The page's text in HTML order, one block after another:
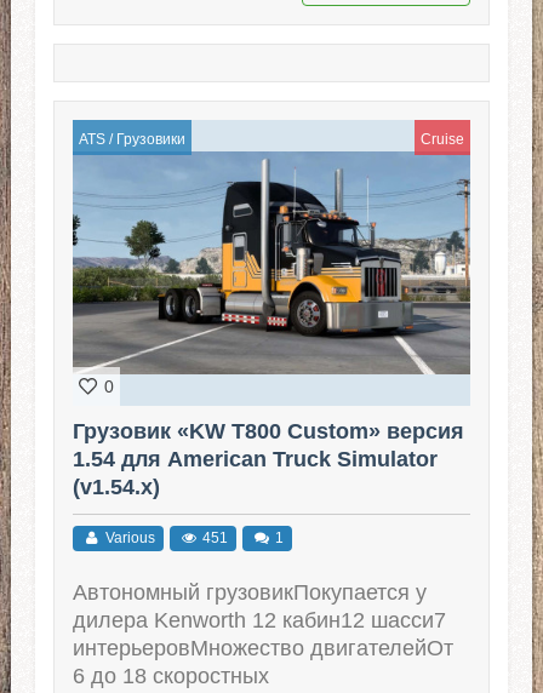
ATS/ Грузовики Cruise
0
Грузовик «KW T800 Custom» версия
1.54 для American Truck Simulator
(v1.54.x)
Various 451 1
Автономный грузовикПокупается у
дилера Kenworth 12 кабин12 шасси7
интерьеровМножество двигателейОт
6 до 18 скоростных